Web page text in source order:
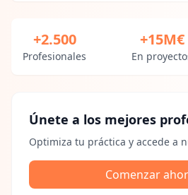
+2.500
Profesionales
+15M€
En
Únete a los mejores
Optimiza tu práctica y accede a
Comenzar